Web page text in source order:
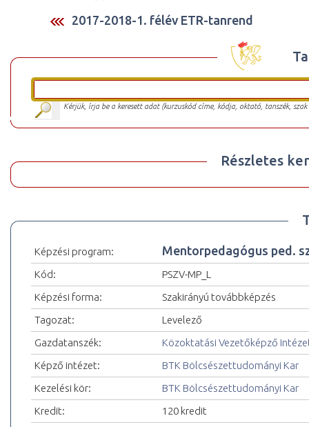
2017-2018-1. félév ETR-tanrend
Kérjük, írja be a keresett adat (kurzuskód címe, kódja, oktató, tanszék,
Részletes
Képzési program: Mentorpedagógus ped.
Kód:
PSZV-MP_L
Képzési forma:
Szakirányú továbbképzés
Tagozat:
Levelező
Gazdatanszék:
Közoktatási Vezetőképző
Képző intézet:
BTK Bölcsészettudományi Kar
Kezelési kör:
BTK Bölcsészettudományi Kar
Kredit:
120 kredit